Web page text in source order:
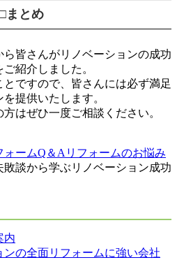
まとめ
皆さんがリノベーションの成功
紹介しました。
ですので、皆さんには必ず満足
提供いたします。
はぜひ一度ご相談ください。
ォームQ＆Aリフォームのお悩み
敗談から学ぶリノベーション成功
内
ンの全面リフォームに強い会社